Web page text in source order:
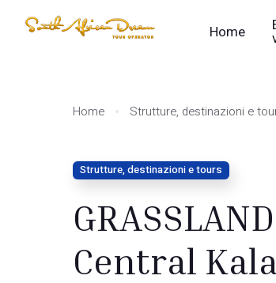
Home
Home Strutture, destinazioni e
Strutture, destinazioni e tours
Central